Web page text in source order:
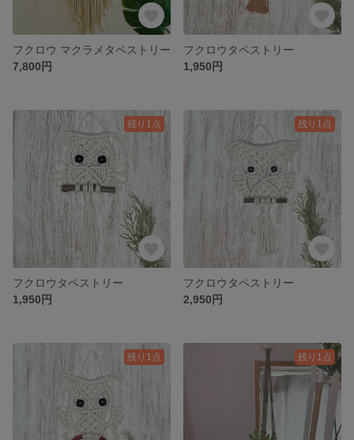
フクロウ マクラメタペストリー
7,800円
フクロウタペストリー
1,950円
残り1点
フクロウタペストリー
1,950円
残り1点
フクロウタペストリー
2,950円
残り1点 残り1点